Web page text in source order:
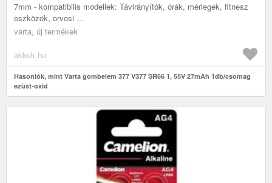
7mm - kompatibilis modellek: Távirányítók, órák, mérlegek, fitnesz
eszközök, orvosi ...
varta, új termékek
akkuk.hu
Hasonlók, mint Varta gombelem 377 V377 SR66 1, 55V 27mAh 1db/csomag
ezüst-oxid